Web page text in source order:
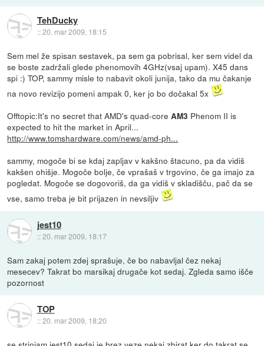
TehDucky
::20. mar 2009, 18:15
Sem mel že spisan sestavek, pa sem ga pobrisal, ker sem videl da
se boste zadržali glede phenomovih 4GHz(vsaj upam). X45 dans
spi :) TOP, sammy misle to nabavit okoli junija, tako da mu čakanje
na novo revizijo pomeni ampak 0, ker jo bo dočakal 5x
Offtopic:It's no secret that AMD's quad-coreAM3 Phenom II is
expected to hit the market in April...
http://www.tomshardware.com/news/amd-ph...
sammy, mogoče bi se kdaj zapljav v kakšno štacuno, pa da vidiš
kakšen ohišje. Mogoče bolje, če vprašaš v trgovino, če ga imajo za
pogledat. Mogoče se dogovoriš, da ga vidiš v skladišču, pač da se
vse, samo treba je bit prijazen in nevsiljiv
jest10
::20. mar 2009, 18:17
Sam zakaj potem zdej sprašuje, če bo nabavljal čez nekaj
mesecev? Takrat bo marsikaj drugače kot sedaj. Zgleda samo išče
pozornost
TOP
::20. mar 2009, 18:20